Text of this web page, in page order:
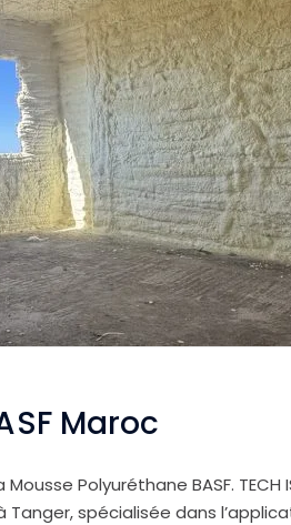
Maroc
Polyuréthane BASF. TECH
spécialisée dans